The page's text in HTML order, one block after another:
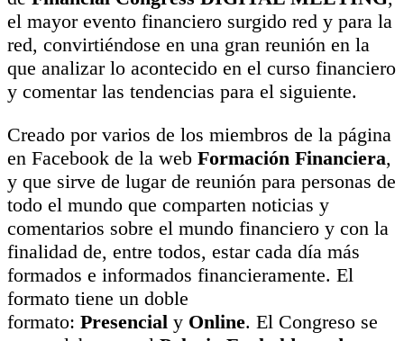
el mayor evento financiero surgido red y para la
red, convirtiéndose en una gran reunión en la
que analizar lo acontecido en el curso financiero
y comentar las tendencias para el siguiente.
Creado por varios de los miembros de la página
en Facebook de la web Formación Financiera,
y que sirve de lugar de reunión para personas de
todo el mundo que comparten noticias y
comentarios sobre el mundo financiero y con la
finalidad de, entre todos, estar cada día más
formados e informados financieramente. El
formato tiene un doble
formato: Presencial y Online. El Congreso se